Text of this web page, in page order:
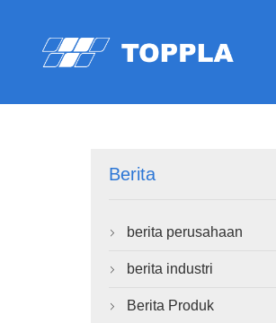
Berita
 berita perusahaan
 berita industri
 Berita Produk